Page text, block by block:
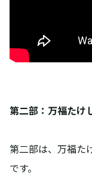
第二部：万福たけ
第二部は、万福た
です。